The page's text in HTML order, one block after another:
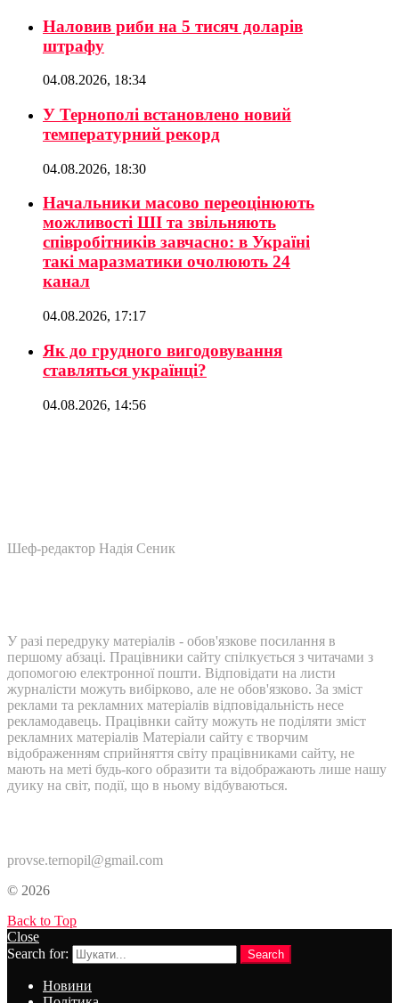
Наловив риби на 5 тисяч доларів
штрафу
04.08.2026, 18:34
У Тернополі встановлено новий
температурний рекорд
04.08.2026, 18:30
Начальники масово переоцінюють
можливості ШІ та звільняють
співробітників завчасно: в Україні
такі маразматики очолюють 24
канал
04.08.2026, 17:17
Як до грудного вигодовування
ставляться українці?
04.08.2026, 14:56
Шеф-редактор Надія Сеник
У разі передруку матеріалів - обов'язкове посилання в
першому абзаці. Працівники сайту спілкується з читачами з
допомогою електронної пошти. Відповідати на листи
журналісти можуть вибірково, але не обов'язково. За зміст
реклами та рекламних матеріалів відповідальність несе
рекламодавець. Працівнки сайту можуть не поділяти зміст
рекламних матеріалів Матеріали сайту є творчим
відображенням сприйняття світу працівниками сайту, не
мають на меті будь-кого образити та відображають лише нашу
дуику на світ, події, що в ньому відбуваються.
provse.ternopil@gmail.com
© 2026
Back to Top
Close
Search for:
Search
Новини